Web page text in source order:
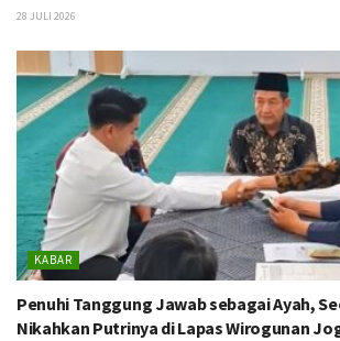
28 JULI 2026
KABAR
Penuhi Tanggung Jawab sebagai Ayah,
Nikahkan Putrinya di Lapas Wirogunan